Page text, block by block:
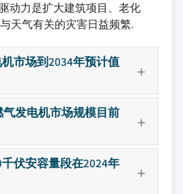
动力是扩大建筑项目、老化
天气有关的灾害日益频繁.
市场到2034年预计值
发电机市场规模目前
伏安容量段在2024年